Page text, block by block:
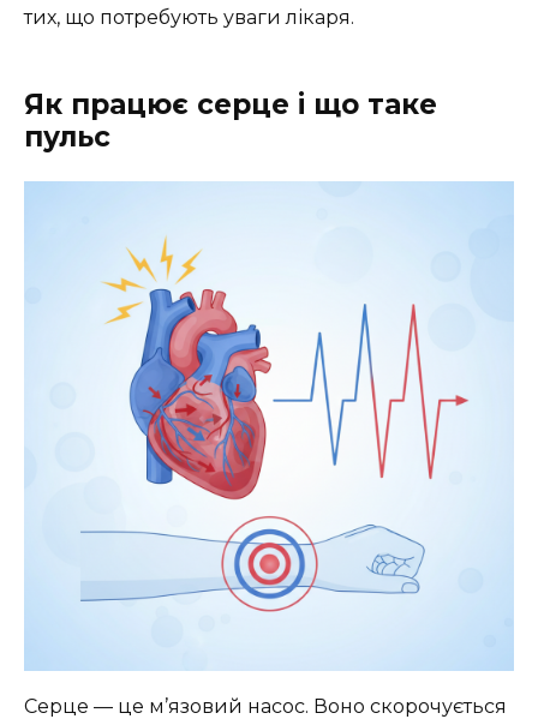
тих, що потребують уваги лікаря.
Як працює серце і що таке
пульс
Серце — це м’язовий насос. Воно скорочується